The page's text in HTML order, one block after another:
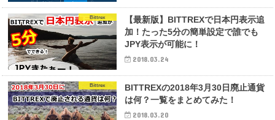
Bittrex
【最新版】BITTREXで日本円表示追
加！たった5分の簡単設定で誰でも
JPY表示が可能に！
2018.03.24
Bittrex
BITTREXの2018年3月30日廃止通貨
は何？一覧をまとめてみた！
2018.03.20